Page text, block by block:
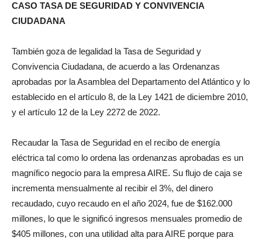
CASO TASA DE SEGURIDAD Y CONVIVENCIA
CIUDADANA
También goza de legalidad la Tasa de Seguridad y
Convivencia Ciudadana, de acuerdo a las Ordenanzas
aprobadas por la Asamblea del Departamento del Atlántico y lo
establecido en el artículo 8, de la Ley 1421 de diciembre 2010,
y el artículo 12 de la Ley 2272 de 2022.
Recaudar la Tasa de Seguridad en el recibo de energía
eléctrica tal como lo ordena las ordenanzas aprobadas es un
magnífico negocio para la empresa AIRE. Su flujo de caja se
incrementa mensualmente al recibir el 3%, del dinero
recaudado, cuyo recaudo en el año 2024, fue de $162.000
millones, lo que le significó ingresos mensuales promedio de
$405 millones, con una utilidad alta para AIRE porque para